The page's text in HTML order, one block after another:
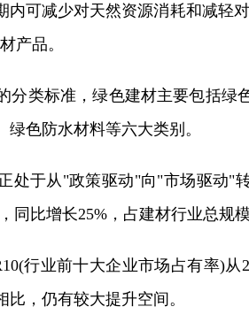
内可减少对天然资源消耗和减轻
产品。
分类标准，绿色建材主要包括绿
色防水材料等六大类别。
处于从"政策驱动"向"市场驱动"
同比增长25%，占建材行业总规
行业前十大企业市场占有率)从
比，仍有较大提升空间。